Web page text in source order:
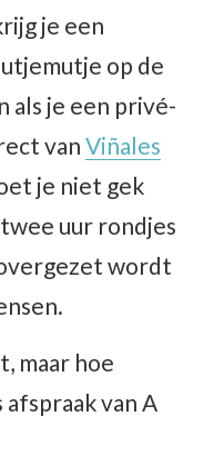
je een
op de
als je een privé-
van Viñales
je niet gek
uur rondjes
wordt
maar hoe
van A